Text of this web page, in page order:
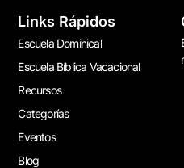
Links Rápidos
Escuela Dominical
Escuela Bíblica Vacacional
Recursos
Categorías
Eventos
Blog